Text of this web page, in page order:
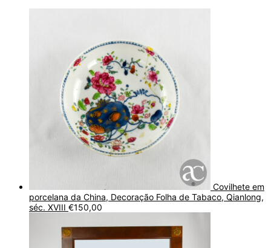
Covilhete em
porcelana da China, Decoração Folha de Tabaco, Qianlong,
séc. XVIII €150,00